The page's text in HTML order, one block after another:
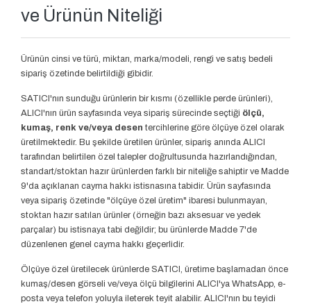
ve Ürünün Niteliği
Ürünün cinsi ve türü, miktarı, marka/modeli, rengi ve satış bedeli
sipariş özetinde belirtildiği gibidir.
SATICI'nın sunduğu ürünlerin bir kısmı (özellikle perde ürünleri),
ALICI'nın ürün sayfasında veya sipariş sürecinde seçtiği ölçü,
kumaş, renk ve/veya desen tercihlerine göre ölçüye özel olarak
üretilmektedir. Bu şekilde üretilen ürünler, sipariş anında ALICI
tarafından belirtilen özel talepler doğrultusunda hazırlandığından,
standart/stoktan hazır ürünlerden farklı bir niteliğe sahiptir ve Madde
9'da açıklanan cayma hakkı istisnasına tabidir. Ürün sayfasında
veya sipariş özetinde "ölçüye özel üretim" ibaresi bulunmayan,
stoktan hazır satılan ürünler (örneğin bazı aksesuar ve yedek
parçalar) bu istisnaya tabi değildir; bu ürünlerde Madde 7'de
düzenlenen genel cayma hakkı geçerlidir.
Ölçüye özel üretilecek ürünlerde SATICI, üretime başlamadan önce
kumaş/desen görseli ve/veya ölçü bilgilerini ALICI'ya WhatsApp, e-
posta veya telefon yoluyla ileterek teyit alabilir. ALICI'nın bu teyidi